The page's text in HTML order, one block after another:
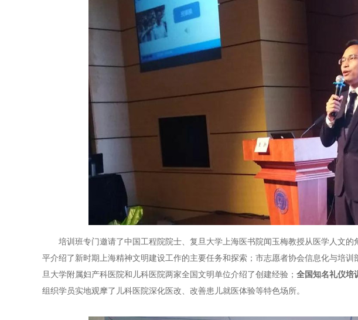
培训班专门邀请了中国工程院院士、复旦大学上海医书院闻玉梅教授从医学人文
平介绍了新时期上海精神文明建设工作的主要任务和探索；市志愿者协会信息化与培
旦大学附属妇产科医院和儿科医院两家全国文明单位介绍了创建经验； 全国知名礼仪培
组织学员实地观摩了儿科医院深化医改、改善患儿就医体验等特色场所。